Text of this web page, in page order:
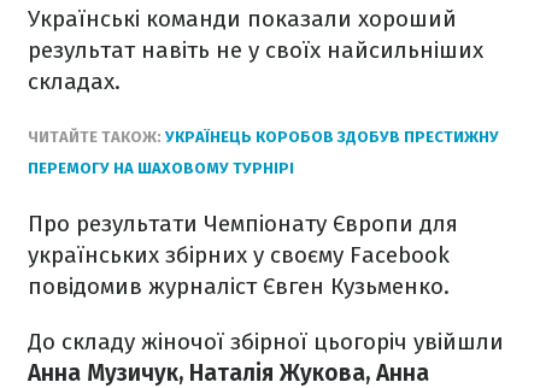
Українські команди показали хороший
результат навіть не у своїх найсильніших
складах.
ЧИТАЙТЕ ТАКОЖ: УКРАЇНЕЦЬ КОРОБОВ ЗДОБУВ ПРЕСТИЖНУ
ПЕРЕМОГУ НА ШАХОВОМУ ТУРНІРІ
Про результати Чемпіонату Європи для
українських збірних у своєму Facebook
повідомив журналіст Євген Кузьменко.
До складу жіночої збірної цьогоріч увійшли
Анна Музичук, Наталія Жукова, Анна